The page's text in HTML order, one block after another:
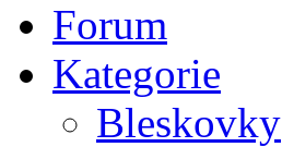
Forum
Kategorie
Bleskovky